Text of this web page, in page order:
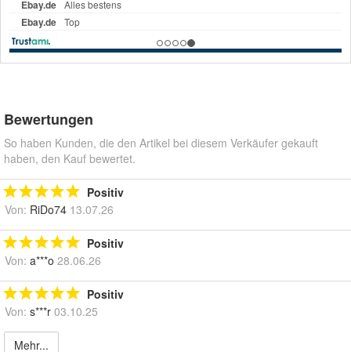
Bewertungen
So haben Kunden, die den Artikel bei diesem Verkäufer gekauft
haben, den Kauf bewertet.
Positiv
Von: RiDo74 13.07.26
Positiv
Von: a***o 28.06.26
Positiv
Von: s***r 03.10.25
Mehr...